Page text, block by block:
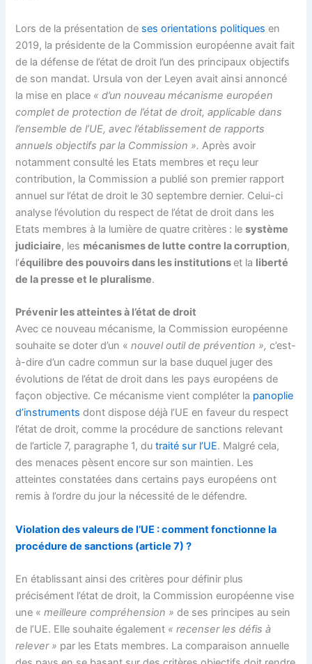
Lors de la présentation de ses orientations politiques en
2019, la présidente de la Commission européenne avait fait
de la défense de l’état de droit l’un des principaux objectifs
de son mandat. Ursula von der Leyen avait ainsi annoncé
la mise en place « d’un nouveau mécanisme européen
complet de protection de l’état de droit, applicable dans
l’ensemble de l’UE, avec l’établissement de rapports
annuels objectifs par la Commission ». Après avoir
notamment consulté les Etats membres et reçu leur
contribution, la Commission a publié son premier rapport
annuel sur l’état de droit le 30 septembre dernier. Celui-ci
analyse l’évolution du respect de l’état de droit dans les
Etats membres à la lumière de quatre critères : lesystème
judiciaire, les mécanismes de lutte contre la corruption,
l’équilibre des pouvoirs dans les institutionset la liberté
de la presse et le pluralisme.
Prévenir les atteintes à l’état de droit
Avec ce nouveau mécanisme, la Commission européenne
souhaite se doter d’un «nouvel outil de prévention », c’est-
à-dire d’un cadre commun sur la base duquel juger des
évolutions de l’état de droit dans les pays européens de
façon objective. Ce mécanisme vient compléter la panoplie
d’instruments dont dispose déjà l’UE en faveur du respect
l’état de droit, comme la procédure de sanctions relevant
de l’article 7, paragraphe 1, dutraité sur l’UE. Malgré cela,
des menaces pèsent encore sur son maintien. Les
atteintes constatées dans certains pays européens ont
remis à l’ordre du jour la nécessité de le défendre.
Violation des valeurs de l’UE : comment fonctionne la
procédure de sanctions (article 7) ?
En établissant ainsi des critères pour définir plus
précisément l’état de droit, la Commission européenne vise
une «meilleure compréhension »de ses principes au sein
de l’UE. Elle souhaite également « recenser les défis à
relever » par les Etats membres. La comparaison annuelle